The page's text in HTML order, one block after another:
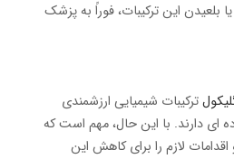
بلعیدن این ترکیبات، فوراً به پزشک
ترکیبات شیمیایی ارزشمندی
ای دارند. با این حال، مهم است که
لازم را برای کاهش این